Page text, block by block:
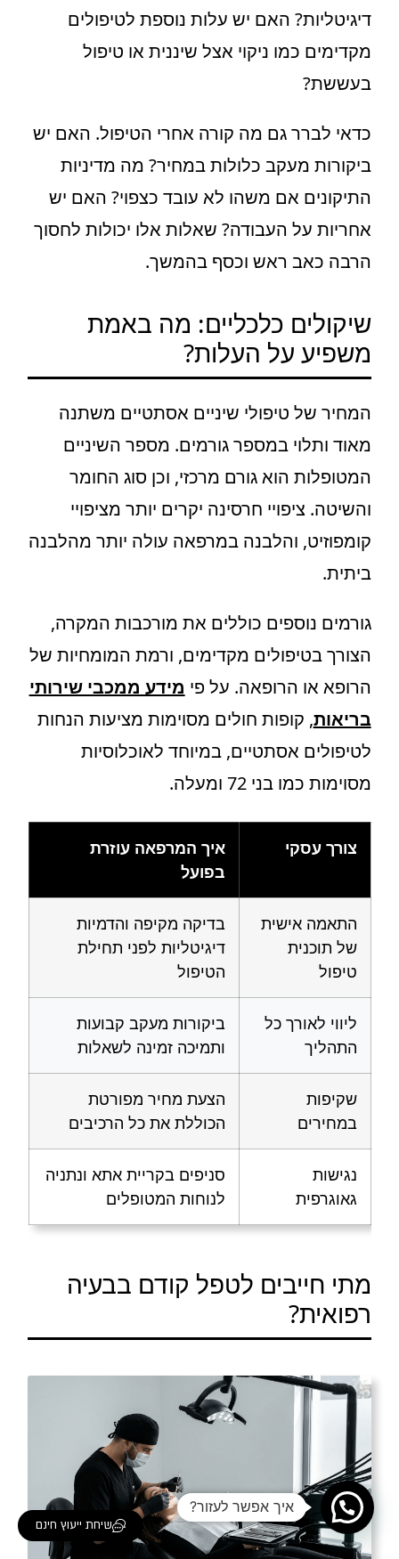
דיגיטליות? האם יש עלות נוספת לטיפולים
מקדימים כמו ניקוי אצל שיננית או טיפול
בעששת?
כדאי לברר גם מה קורה אחרי הטיפול. האם יש
ביקורות מעקב כלולות במחיר? מה מדיניות
התיקונים אם משהו לא עובד כצפוי? האם יש
אחריות על העבודה? שאלות אלו יכולות לחסוך
הרבה כאב ראש וכסף בהמשך.
שיקולים כלכליים: מה באמת
משפיע על העלות?
המחיר של טיפולי שיניים אסתטיים משתנה
מאוד ותלוי במספר גורמים. מספר השיניים
המטופלות הוא גורם מרכזי, וכן סוג החומר
והשיטה. ציפויי חרסינה יקרים יותר מציפויי
קומפוזיט, והלבנה במרפאה עולה יותר מהלבנה
ביתית.
גורמים נוספים כוללים את מורכבות המקרה,
הצורך בטיפולים מקדימים, ורמת המומחיות של
הרופא או הרופאה. על פי מידע ממכבי שירותי
בריאות, קופות חולים מסוימות מציעות הנחות
לטיפולים אסתטיים, במיוחד לאוכלוסיות
מסוימות כמו בני 72 ומעלה.
צורך עסקי
איך המרפאה עוזרת
בפועל
התאמה אישית
של תוכנית
טיפול
בדיקה מקיפה והדמיות
דיגיטליות לפני תחילת
הטיפול
ליווי לאורך כל
התהליך
ביקורות מעקב קבועות
ותמיכה זמינה לשאלות
שקיפות
במחירים
הצעת מחיר מפורטת
הכוללת את כל הרכיבים
נגישות
גאוגרפית
סניפים בקריית אתא ונתניה
לנוחות המטופלים
מתי חייבים לטפל קודם בבעיה
רפואית?
שיחת ייעוץ חינם
איך אפשר לעזור?